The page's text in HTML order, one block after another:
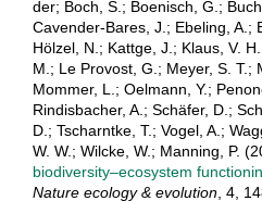
der; Boch, S.; Boenisch, G.;
Cavender-Bares, J.; Ebeling, A.;
Hölzel, N.; Kattge, J.; Klaus, V.
M.; Le Provost, G.; Meyer, S. T.;
Mommer, L.; Oelmann, Y.;
Rindisbacher, A.; Schäfer, D.;
D.; Tscharntke, T.; Vogel, A.;
W. W.; Wilcke, W.; Manning, P.
biodiversity–ecosystem
Nature ecology & evolution, 4,